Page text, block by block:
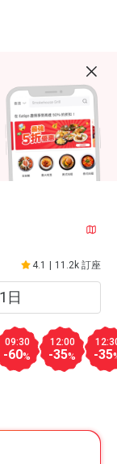
4.1 11.2k 訂座
09:30
-60%
12:00
-35% -35